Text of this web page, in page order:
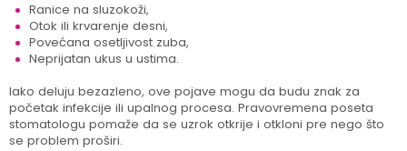
Ranice na sluzokoži,
Otok ili krvarenje desni,
Povećana osetljivost zuba,
Neprijatan ukus u ustima.
Iako deluju bezazleno, ove pojave mogu da budu znak za
početak infekcije ili upalnog procesa. Pravovremena poseta
stomatologu pomaže da se uzrok otkrije i otkloni pre nego što
se problem proširi.